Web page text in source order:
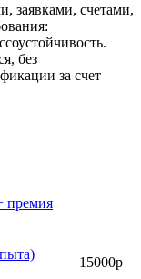
заявками, счетами,
без
за счет
премия
15000р